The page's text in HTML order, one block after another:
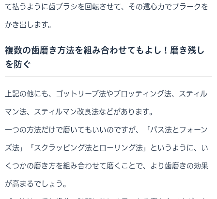
て払うように歯ブラシを回転させて、その遠心力でプラークを
かき出します。
複数の歯磨き方法を組み合わせてもよし！磨き残し
を防ぐ
上記の他にも、ゴットリーブ法やブロッティング法、スティル
マン法、スティルマン改良法などがあります。
一つの方法だけで磨いてもいいのですが、「バス法とフォーン
ズ法」「スクラッピング法とローリング法」というように、い
くつかの磨き方を組み合わせて磨くことで、より歯磨きの効果
が高まるでしょう。